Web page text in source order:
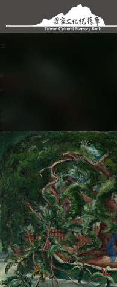
跳到主要內容區塊
:::